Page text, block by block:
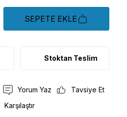
SEPETE EKLE
Stoktan Teslim
Yorum Yaz
Tavsiye Et
Karşılaştır